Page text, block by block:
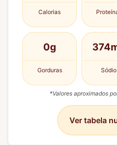
Calorias
0g
Gorduras Sódio
*Valores aproximados
Ver tabela